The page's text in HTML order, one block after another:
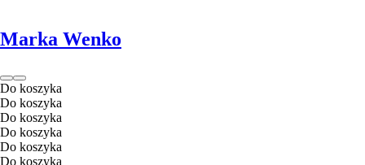
Marka Wenko
Do koszyka
Do koszyka
Do koszyka
Do koszyka
Do koszyka
Do koszyka